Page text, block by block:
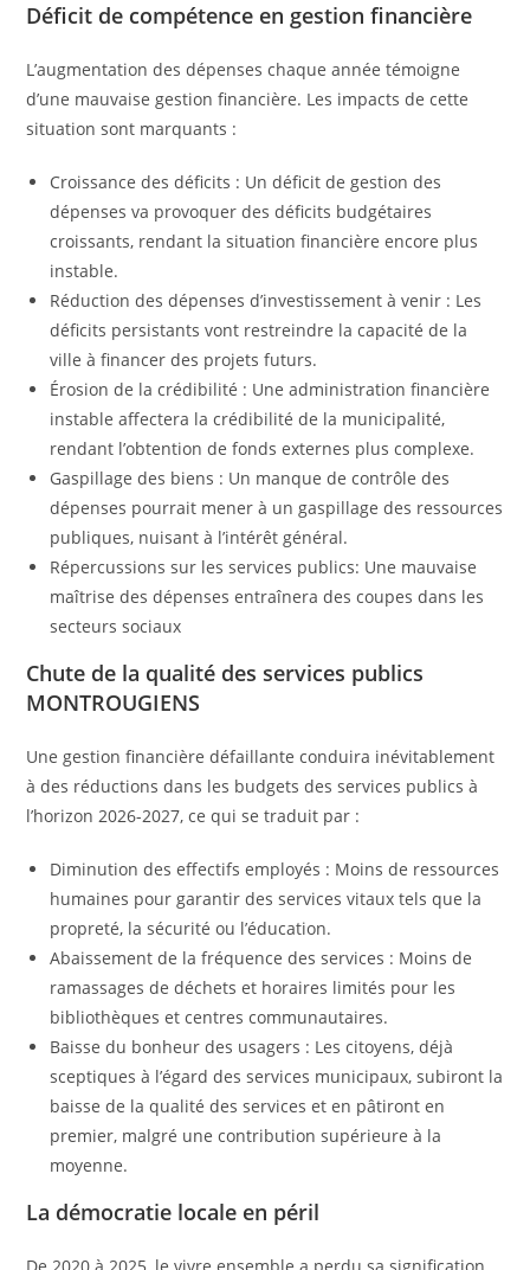
Déficit de compétence en gestion financière
L’augmentation des dépenses chaque année témoigne
d’une mauvaise gestion financière. Les impacts de cette
situation sont marquants :
Croissance des déficits : Un déficit de gestion des
dépenses va provoquer des déficits budgétaires
croissants, rendant la situation financière encore plus
instable.
Réduction des dépenses d’investissement à venir : Les
déficits persistants vont restreindre la capacité de la
ville à financer des projets futurs.
Érosion de la crédibilité : Une administration financière
instable affectera la crédibilité de la municipalité,
rendant l’obtention de fonds externes plus complexe.
Gaspillage des biens : Un manque de contrôle des
dépenses pourrait mener à un gaspillage des ressources
publiques, nuisant à l’intérêt général.
Répercussions sur les services publics: Une mauvaise
maîtrise des dépenses entraînera des coupes dans les
secteurs sociaux
Chute de la qualité des services publics
MONTROUGIENS
Une gestion financière défaillante conduira inévitablement
à des réductions dans les budgets des services publics à
l’horizon 2026-2027, ce qui se traduit par :
Diminution des effectifs employés : Moins de ressources
humaines pour garantir des services vitaux tels que la
propreté, la sécurité ou l’éducation.
Abaissement de la fréquence des services : Moins de
ramassages de déchets et horaires limités pour les
bibliothèques et centres communautaires.
Baisse du bonheur des usagers : Les citoyens, déjà
sceptiques à l’égard des services municipaux, subiront la
baisse de la qualité des services et en pâtiront en
premier, malgré une contribution supérieure à la
moyenne.
La démocratie locale en péril